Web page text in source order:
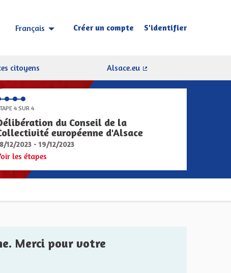
Français Choisir la langue Sprache wählen
Créer un compte S'identifier
citoyens
Alsace.eu
4 SUR 4
du Conseil de la
européenne d'Alsace
12/2023 - 19/12/2023
les étapes
Merci pour votre